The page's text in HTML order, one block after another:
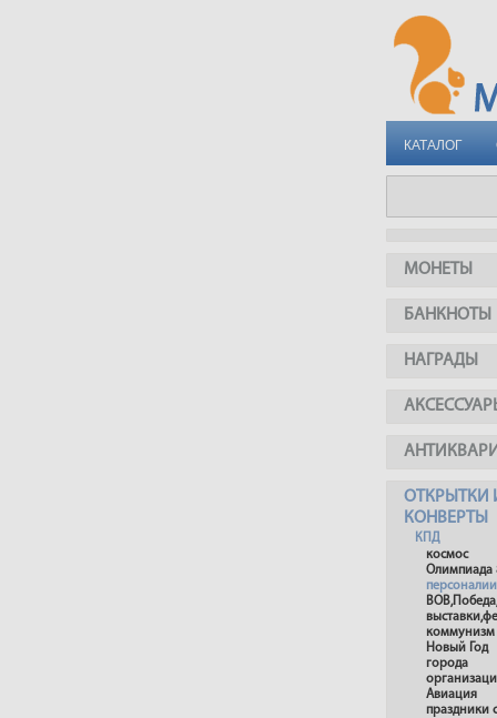
КАТАЛОГ
МОНЕТЫ
БАНКНОТЫ
НАГРАДЫ
ОТКРЫТКИ
КОНВЕРТЫ
КПД
космос
Олимпиада
персоналии
коммунизм
Новый Год
города
Авиация
праздники